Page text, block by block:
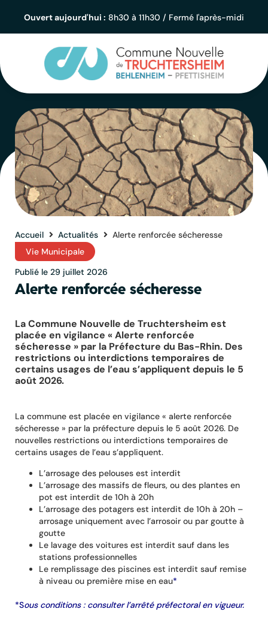
Ouvert aujourd'hui : 8h30 à 11h30 / Fermé l'après-midi
Accueil Actualités
Alerte renforcée sécheresse
Vie Municipale
Publié le 29 juillet 2026
Alerte renforcée sécheresse
La Commune Nouvelle de Truchtersheim est
placée en vigilance « Alerte renforcée
sécheresse » par la Préfecture du Bas-Rhin. Des
restrictions ou interdictions temporaires de
certains usages de l’eau s’appliquent depuis le 5
août 2026.
La commune est placée en vigilance « alerte renforcée
sécheresse » par la préfecture depuis le 5 août 2026. De
nouvelles restrictions ou interdictions temporaires de
certains usages de l’eau s’appliquent.
L’arrosage des pelouses est interdit
L’arrosage des massifs de fleurs, ou des plantes en
pot est interdit de 10h à 20h
L’arrosage des potagers est interdit de 10h à 20h –
arrosage uniquement avec l’arrosoir ou par goutte à
goutte
Le lavage des voitures est interdit sauf dans les
stations professionnelles
Le remplissage des piscines est interdit sauf remise
à niveau ou première mise en eau*
*Sous conditions : consulter l’arrêté préfectoral en vigueur.